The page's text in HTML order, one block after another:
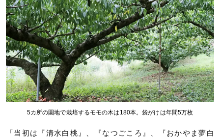
5カ所の園地で栽培するモモの木は180本。袋がけは年間5万枚
「当初は『清水白桃』、『なつごころ』、『おかやま夢白